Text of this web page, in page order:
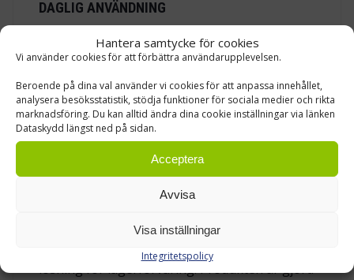
Hantera samtycke för cookies
Vi använder cookies för att förbättra användarupplevelsen.
Beroende på dina val använder vi cookies för att anpassa innehållet,
analysera besöksstatistik, stödja funktioner för sociala medier och rikta
marknadsföring. Du kan alltid ändra dina cookie inställningar via länken
Dataskydd längst ned på sidan.
Acceptera
Avvisa
Visa inställningar
Integritetspolicy
DAGLIG ANVÄNDNING
Mellanväggen är tillverkad av återvunnet
polypropen (PP) i grå färg, RAL 7023.
Materialet är lätt, styvt och praktiskt i miljöer
där plastbackar används dagligen. Den släta
ytan gör att smådelar inte hakar fast i onödan,
och den grå färgen passar väl ihop med
ReBOX- och Kennoset-backar i samma
färgskala.
när man vill hålla nere mängden nytt
plastmaterial och samtidigt behålla en tålig
lösning för lagerförvaring. Produkten är gjord